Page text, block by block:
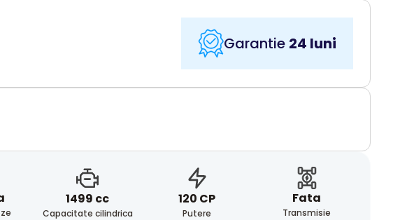
Garantie 24 luni
1499 cc
Capacitate cilindrica
120 CP
Putere
Fata
Transmisie